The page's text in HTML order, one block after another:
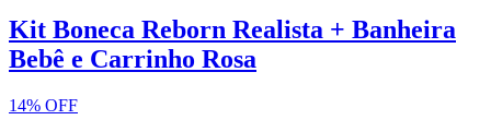
Kit Boneca Reborn Realista + Banheira
Bebê e Carrinho Rosa
14% OFF